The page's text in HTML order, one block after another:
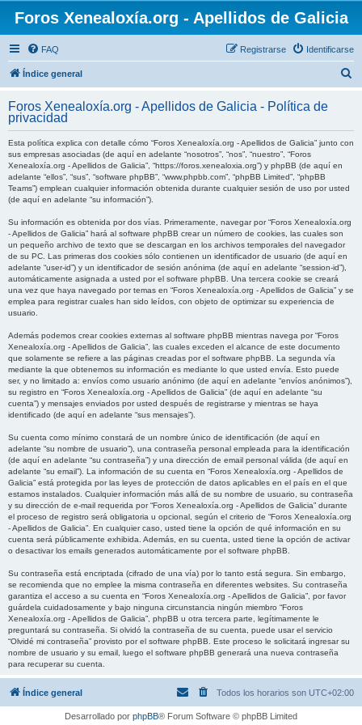
Foros Xenealoxía.org - Apellidos de Galicia
FAQ Identificarse
Registrarse
Índice general
c
Foros Xenealoxía.org - Apellidos de Galicia - Política de
privacidad
Esta política explica con detalle cómo “Foros Xenealoxía.org - Apellidos de Galicia” junto con
sus empresas asociadas (de aquí en adelante “nosotros”, “nos”, “nuestro”, “Foros
Xenealoxía.org - Apellidos de Galicia”, “https://foros.xenealoxia.org”) y phpBB (de aquí en
adelante “ellos”, “sus”, “software phpBB”, “www.phpbb.com”, “phpBB Limited”, “phpBB
Teams”) emplean cualquier información obtenida durante cualquier sesión de uso por usted
(de aquí en adelante “su información”).
Su información es obtenida por dos vías. Primeramente, navegar por “Foros Xenealoxía.org
- Apellidos de Galicia” hará al software phpBB crear un número de cookies, las cuales son
un pequeño archivo de texto que se descargan en los archivos temporales del navegador
de su PC. Las primeras dos cookies sólo contienen un identificador de usuario (de aquí en
adelante “user-id”) y un identificador de sesión anónima (de aquí en adelante “session-id”),
automáticamente asignada a usted por el software phpBB. Una tercera cookie se creará
una vez que haya navegado por temas en “Foros Xenealoxía.org - Apellidos de Galicia” y se
emplea para registrar cuales han sido leídos, con objeto de optimizar su experiencia de
usuario.
Además podemos crear cookies externas al software phpBB mientras navega por “Foros
Xenealoxía.org - Apellidos de Galicia”, las cuales exceden el alcance de este documento
que solamente se refiere a las páginas creadas por el software phpBB. La segunda vía
mediante la que obtenemos su información es mediante lo que usted envía. Esto puede
ser, y no limitado a: envíos como usuario anónimo (de aquí en adelante “envíos anónimos”),
su registro en “Foros Xenealoxía.org - Apellidos de Galicia” (de aquí en adelante “su
cuenta”) y mensajes enviados por usted después de registrarse y mientras se haya
identificado (de aquí en adelante “sus mensajes”).
Su cuenta como mínimo constará de un nombre único de identificación (de aquí en
adelante “su nombre de usuario”), una contraseña personal empleada para la identificación
(de aquí en adelante “su contraseña”) y una dirección de email personal válida (de aquí en
adelante “su email”). La información de su cuenta en “Foros Xenealoxía.org - Apellidos de
Galicia” está protegida por las leyes de protección de datos aplicables en el país en el que
estamos instalados. Cualquier información más allá de su nombre de usuario, su contraseña
y su dirección de e-mail requerida por “Foros Xenealoxía.org - Apellidos de Galicia” durante
el proceso de registro será obligatoria u opcional, según el criterio de “Foros Xenealoxía.org
- Apellidos de Galicia”. En cualquier caso, usted tiene la opción de qué información en su
cuenta será públicamente exhibida. Además, en su cuenta, usted tiene la opción de activar
o desactivar los emails generados automáticamente por el software phpBB.
Su contraseña está encriptada (cifrado de una vía) por lo tanto está segura. Sin embargo,
se recomienda que no emplee la misma contraseña en diferentes websites. Su contraseña
garantiza el acceso a su cuenta en “Foros Xenealoxía.org - Apellidos de Galicia”, por favor
guárdela cuidadosamente y bajo ninguna circunstancia ningún miembro “Foros
Xenealoxía.org - Apellidos de Galicia”, phpBB u otra tercera parte, legítimamente le
preguntará su contraseña. Si olvidó la contraseña de su cuenta, puede usar el servicio
“Olvidé mi contraseña” provisto por el software phpBB. Este proceso le solicitará ingresar su
nombre de usuario y su email, luego el software phpBB generará una nueva contraseña
para recuperar su cuenta.
Índice general Todos los horarios son UTC+02:00
Desarrollado por phpBB® Forum Software © phpBB Limited